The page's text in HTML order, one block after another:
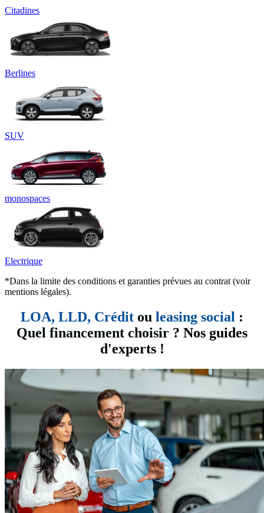
Citadines
Berlines
SUV
monospaces
Electrique
*Dans la limite des conditions et garanties prévues au contrat (voir
mentions légales).
LOA, LLD, Crédit ou leasing social :
Quel financement choisir ? Nos guides
d'experts !